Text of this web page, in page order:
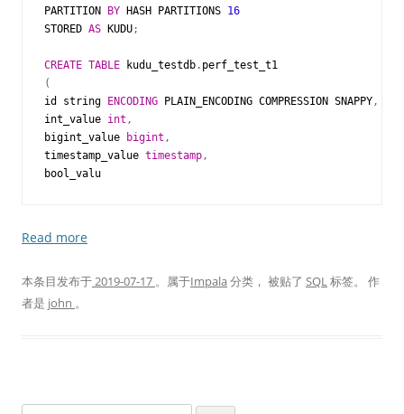
PARTITION
BY HASH PARTITIONS 16
STORED AS KUDU;
CREATE TABLE kudu_testdb . perf_test_t1
(
id
string ENCODING PLAIN_ENCODING COMPRESSION SNAPPY,
int_value int ,
bigint_value
bigint ,
timestamp_value timestamp,
bool_valu
Read more
本条目发布于2019-07-17 。属于Impala分类， 被贴了 SQL标签。 作
者是 john 。